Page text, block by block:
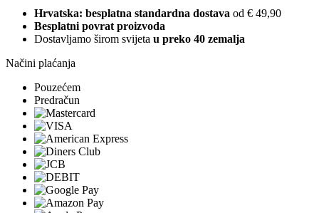
Hrvatska: besplatna standardna dostava od € 49,90
Besplatni povrat proizvoda
Dostavljamo širom svijeta u preko 40 zemalja
Načini plaćanja
Pouzećem
Predračun